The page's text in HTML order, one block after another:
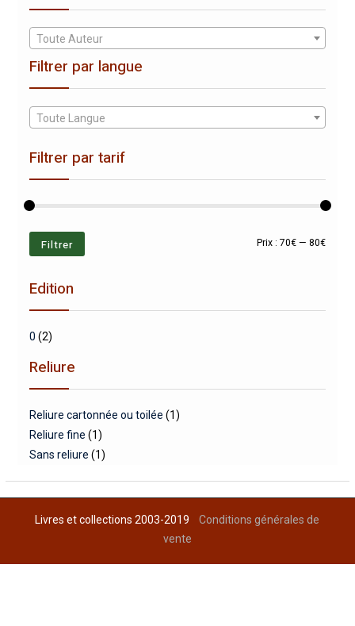
Toute Auteur
Filtrer par langue
Toute Langue
Filtrer par tarif
Prix
Prix
Filtrer Prix :70€ —80€
Edition
0 (2)
Reliure
Reliure cartonnée ou toilée (1)
Reliure fine (1)
Sans reliure (1)
Livres et collections 2003-2019Conditions générales de
vente